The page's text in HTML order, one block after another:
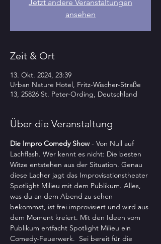
Jetzt andere Veranstaltungen
ansehen
Zeit & Ort
13. Okt. 2024, 23:39
Urban Nature Hotel, Fritz-Wischer-Straße
13, 25826 St. Peter-Ording, Deutschland
Über die Veranstaltung
Die Impro Comedy Show - Von Null auf
Lachflash. Wer kennt es nicht: Die besten
Witze entstehen aus der Situation. Genau
diese Lacher jagt das Improvisationstheater
Spotlight Milieu mit dem Publikum. Alles,
was du an dem Abend zu sehen
bekommst, ist frei improvisiert und wird aus
dem Moment kreiert. Mit den Ideen vom
Publikum entfacht Spotlight Milieu ein
Comedy-Feuerwerk.  Sei bereit für die